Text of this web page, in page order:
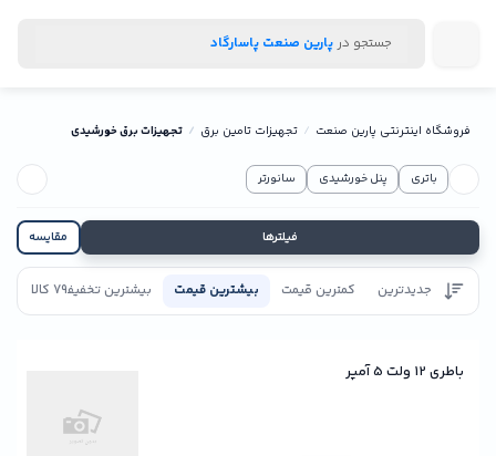
جستجو در پارین صنعت پاسارگاد
فروشگاه اینترنتی پارین صنعت تجهیزات تامین برق تجهیزات برق خورشیدی
باتری پنل خورشیدی سانورتر
فیلترها مقایسه
جدیدترین کمترین قیمت بیشترین قیمت بیشترین تخفیف79 کالا
باطری 12 ولت 5 آمپر